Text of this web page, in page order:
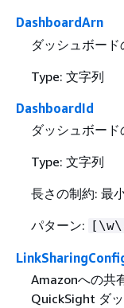
DashboardArn
ダッシュボード
Type: 文字列
DashboardId
ダッシュボード
Type: 文字列
長さの制約: 最
パターン:
Amazonへの共
QuickSight ダッ